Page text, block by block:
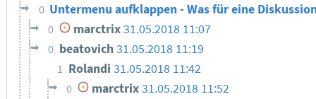
0 Untermenu aufklappen - Was für eine
0 marctrix 31.05.2018 11:07
0 beatovich31.05.2018 11:19
1 Rolandi 31.05.2018 11:42
0 marctrix31.05.2018 11:52